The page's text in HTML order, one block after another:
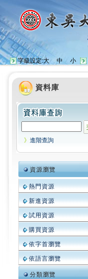
字級設定:大 中 小
資料庫
》 進階查詢
資源瀏覽
熱門資源
新進資源
試用資源
購買資源
依字首瀏覽
依語言瀏覽
分類瀏覽